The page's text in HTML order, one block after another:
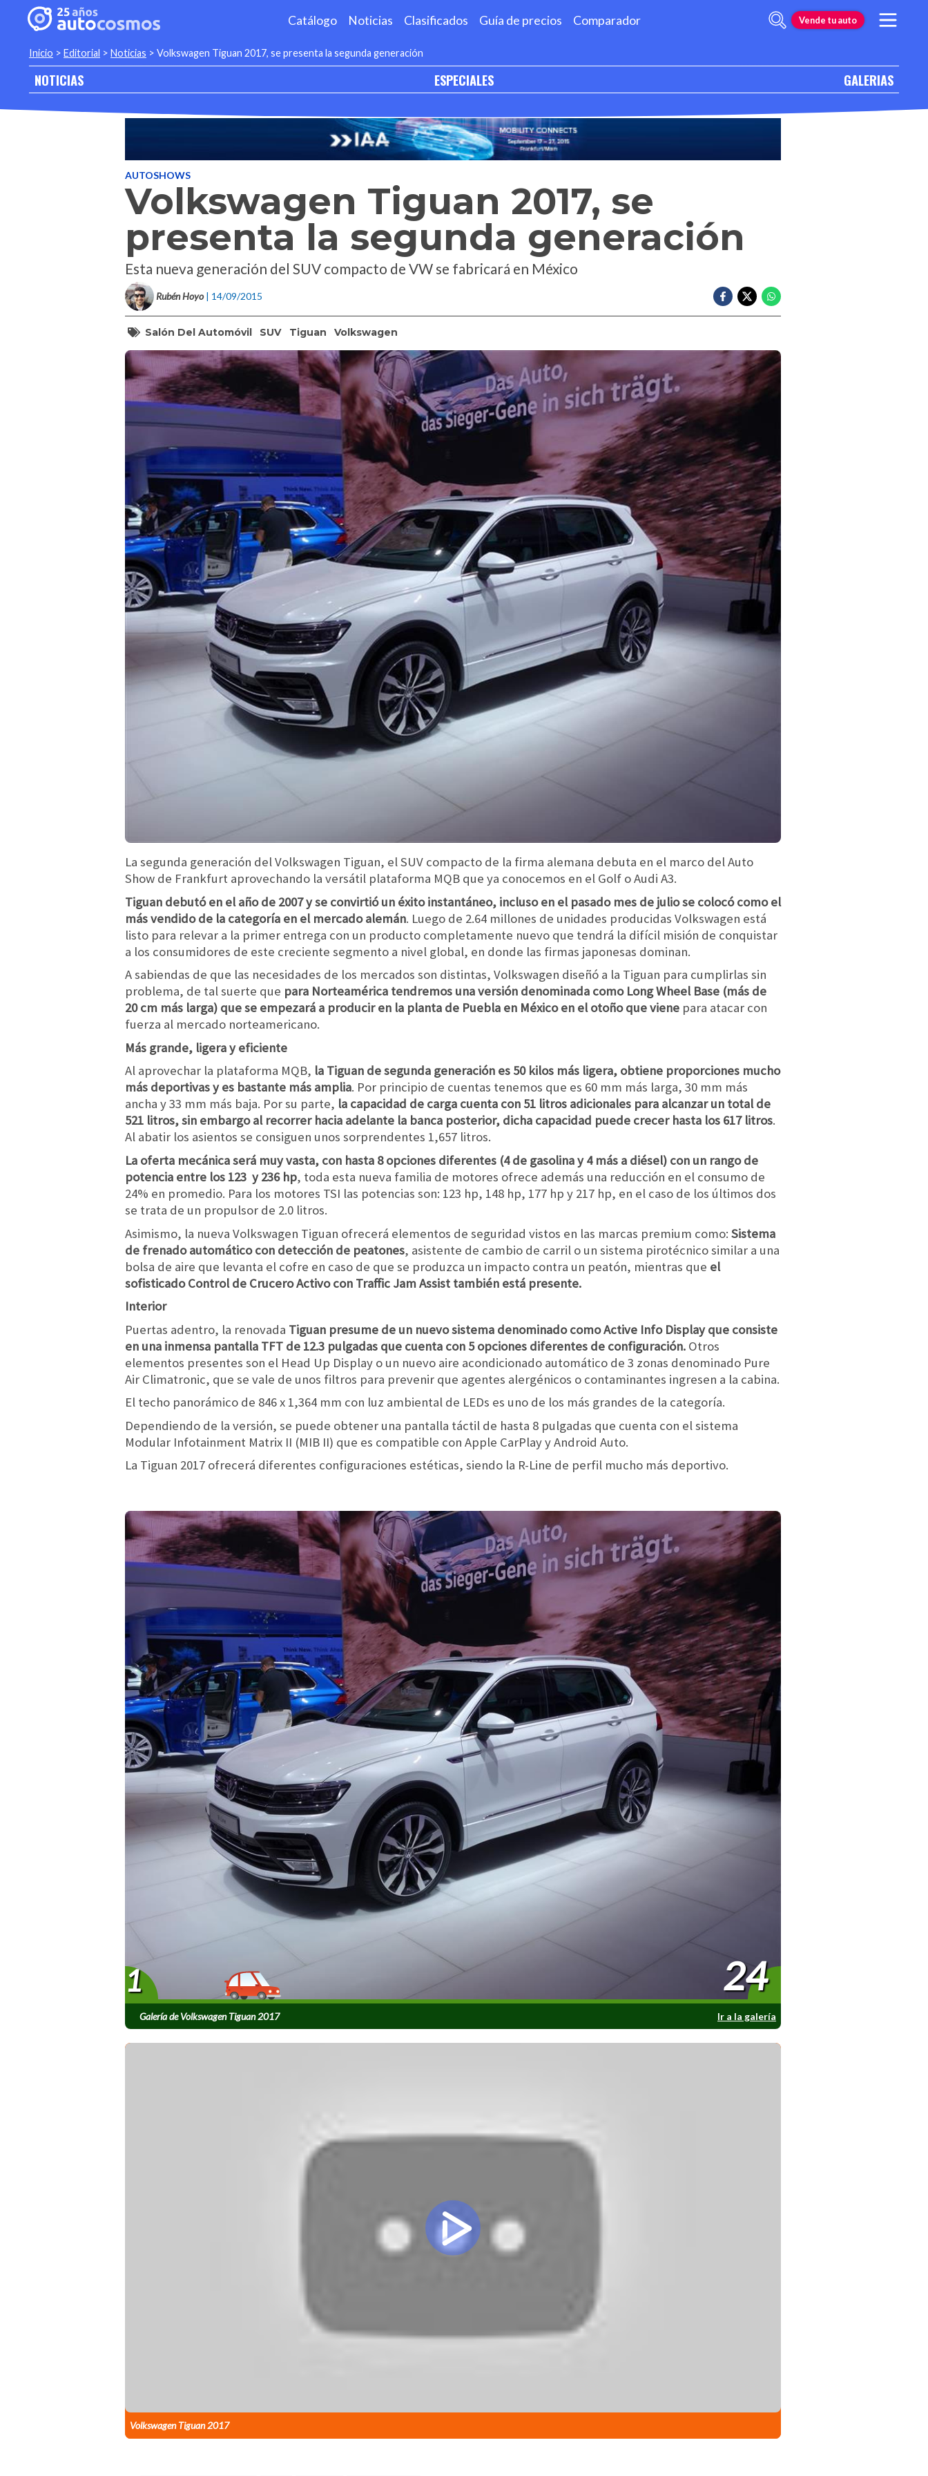
Catálogo Noticias Clasificados Guía de precios Comparador Vende tu auto
Inicio > Editorial > Noticias > Volkswagen Tiguan 2017, se presenta la segunda generación
NOTICIAS ESPECIALES GALERIAS
AUTOSHOWS
Volkswagen Tiguan 2017, se
presenta la segunda generación
Esta nueva generación del SUV compacto de VW se fabricará en México
Rubén Hoyo | 14/09/2015
Salón Del Automóvil SUV Tiguan Volkswagen
La segunda generación del Volkswagen Tiguan, el SUV compacto de la firma alemana debuta en el marco del Auto
Show de Frankfurt aprovechando la versátil plataforma MQB que ya conocemos en el Golf o Audi A3.
Tiguan debutó en el año de 2007 y se convirtió un éxito instantáneo, incluso en el pasado mes de julio se colocó como el
más vendido de la categoría en el mercado alemán. Luego de 2.64 millones de unidades producidas Volkswagen está
listo para relevar a la primer entrega con un producto completamente nuevo que tendrá la difícil misión de conquistar
a los consumidores de este creciente segmento a nivel global, en donde las firmas japonesas dominan.
A sabiendas de que las necesidades de los mercados son distintas, Volkswagen diseñó a la Tiguan para cumplirlas sin
problema, de tal suerte que para Norteamérica tendremos una versión denominada como Long Wheel Base (más de
20 cm más larga) que se empezará a producir en la planta de Puebla en México en el otoño que viene para atacar con
fuerza al mercado norteamericano.
Más grande, ligera y eficiente
Al aprovechar la plataforma MQB, la Tiguan de segunda generación es 50 kilos más ligera, obtiene proporciones mucho
más deportivas y es bastante más amplia. Por principio de cuentas tenemos que es 60 mm más larga, 30 mm más
ancha y 33 mm más baja. Por su parte, la capacidad de carga cuenta con 51 litros adicionales para alcanzar un total de
521 litros, sin embargo al recorrer hacia adelante la banca posterior, dicha capacidad puede crecer hasta los 617 litros.
Al abatir los asientos se consiguen unos sorprendentes 1,657 litros.
La oferta mecánica será muy vasta, con hasta 8 opciones diferentes (4 de gasolina y 4 más a diésel) con un rango de
potencia entre los 123 y 236 hp, toda esta nueva familia de motores ofrece además una reducción en el consumo de
24% en promedio. Para los motores TSI las potencias son: 123 hp, 148 hp, 177 hp y 217 hp, en el caso de los últimos dos
se trata de un propulsor de 2.0 litros.
Asimismo, la nueva Volkswagen Tiguan ofrecerá elementos de seguridad vistos en las marcas premium como: Sistema
de frenado automático con detección de peatones, asistente de cambio de carril o un sistema pirotécnico similar a una
bolsa de aire que levanta el cofre en caso de que se produzca un impacto contra un peatón, mientras que el
sofisticado Control de Crucero Activo con Traffic Jam Assist también está presente.
Interior
Puertas adentro, la renovada Tiguan presume de un nuevo sistema denominado como Active Info Display que consiste
en una inmensa pantalla TFT de 12.3 pulgadas que cuenta con 5 opciones diferentes de configuración. Otros
elementos presentes son el Head Up Display o un nuevo aire acondicionado automático de 3 zonas denominado Pure
Air Climatronic, que se vale de unos filtros para prevenir que agentes alergénicos o contaminantes ingresen a la cabina.
El techo panorámico de 846 x 1,364 mm con luz ambiental de LEDs es uno de los más grandes de la categoría.
Dependiendo de la versión, se puede obtener una pantalla táctil de hasta 8 pulgadas que cuenta con el sistema
Modular Infotainment Matrix II (MIB II) que es compatible con Apple CarPlay y Android Auto.
La Tiguan 2017 ofrecerá diferentes configuraciones estéticas, siendo la R-Line de perfil mucho más deportivo.
Galería de Volkswagen Tiguan 2017 Ir a la galería
1 24
Volkswagen Tiguan 2017